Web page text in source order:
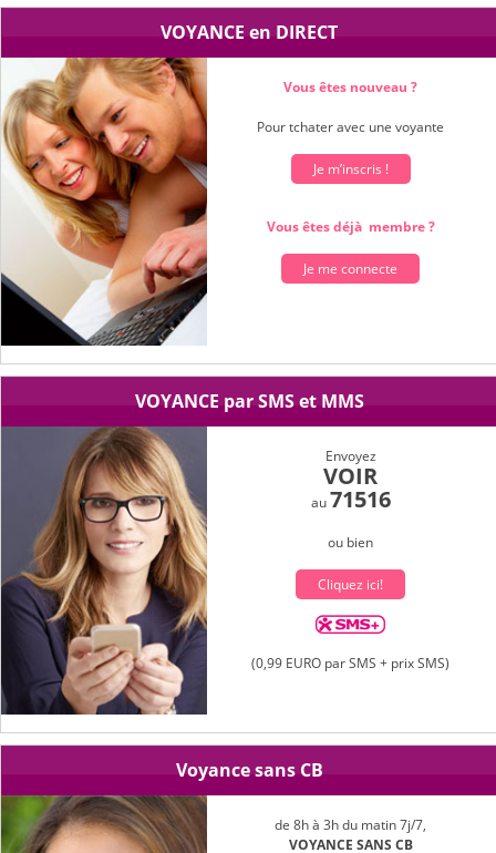
difficulté notoire ne se présentera à vous. Sachez
profiter pleinement de cette chance.
VOYANCE en DIRECT
Vous êtes nouveau ?
Pour tchater avec une voyante
Je m’inscris !
Vous êtes déjà membre ?
Je me connecte
VOYANCE par SMS et MMS
Envoyez
VOIR
au71516
ou bien
Cliquez ici!
(0,99 EURO par SMS + prix SMS)
Voyance sans CB
de 8h à 3h du matin 7j/7,
VOYANCE SANS CB